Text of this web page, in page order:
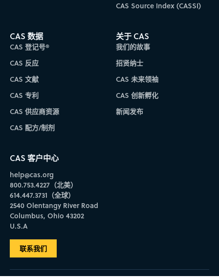
CAS Source Index (CASSI)
CAS 数据
CAS 登记号®
CAS 反应
CAS 文献
CAS 专利
CAS 供应商资源
CAS 配方/制剂
关于 CAS
我们的故事
招贤纳士
CAS 未来领袖
CAS 创新孵化
新闻发布
CAS 客户中心
help@cas.org
800.753.4227（北美）
614.447.3731（全球）
2540 Olentangy River Road
Columbus, Ohio 43202
U.S.A
联系我们